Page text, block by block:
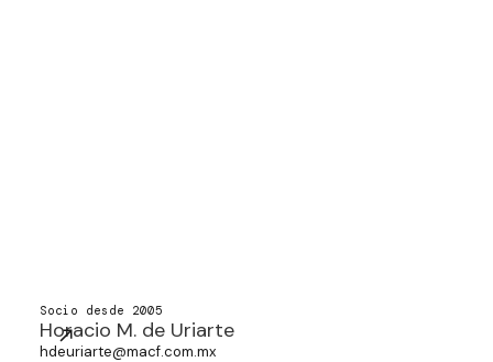
Socio desde 2005
Horacio M. de Uriarte
hdeuriarte@macf.com.mx